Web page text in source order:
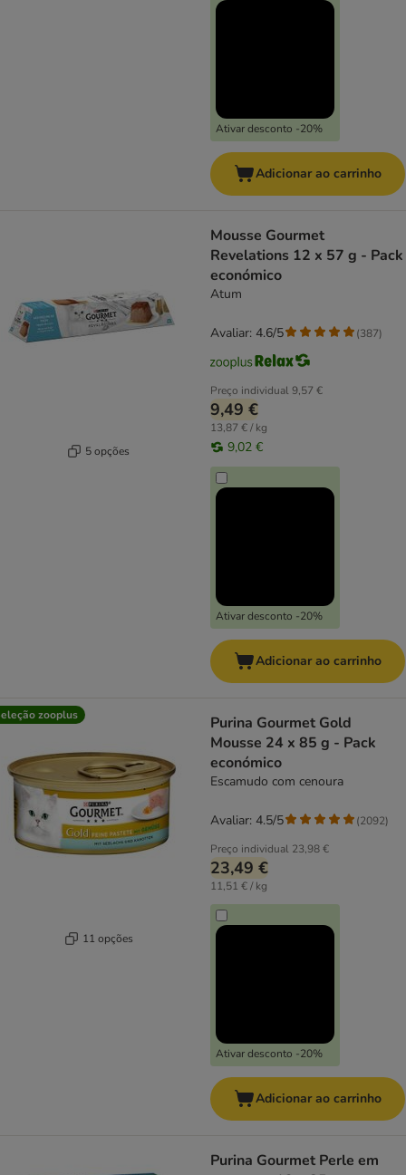
Ativar desconto -20%
Adicionar ao carrinho
5 opções
Mousse Gourmet
Revelations 12 x 57 g - Pack
económico
Atum
Preço individual9,57 €
9,49 €
13,87 € / kg
9,02 €
Ativar desconto -20%
Avaliar: 4.6/5 (387)
Adicionar ao carrinho
zooplus
11 opções
Purina Gourmet Gold
Mousse 24 x 85 g - Pack
económico
Escamudo com cenoura
Preço individual 23,98 €
23,49 €
11,51 € / kg
Ativar desconto -20%
Avaliar: 4.5/5 (2092)
Adicionar ao carrinho
Purina Gourmet Perle em